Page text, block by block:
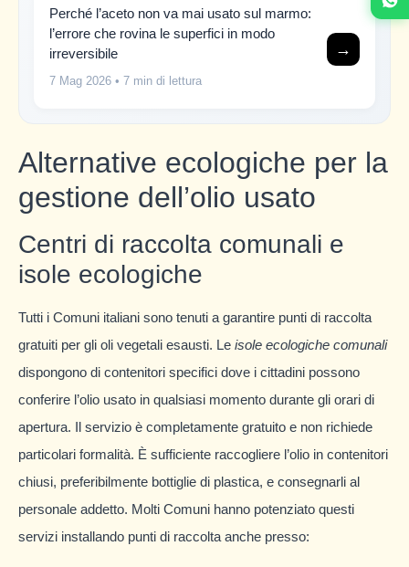
Perché l’aceto non va mai usato sul marmo:
l’errore che rovina le superfici in modo
irreversibile
7 Mag 2026 • 7 min di lettura
→
Alternative ecologiche per la
gestione dell’olio usato
Centri di raccolta comunali e
isole ecologiche
Tutti i Comuni italiani sono tenuti a garantire punti di raccolta
gratuiti per gli oli vegetali esausti. Le isole ecologiche comunali
dispongono di contenitori specifici dove i cittadini possono
conferire l’olio usato in qualsiasi momento durante gli orari di
apertura. Il servizio è completamente gratuito e non richiede
particolari formalità. È sufficiente raccogliere l’olio in contenitori
chiusi, preferibilmente bottiglie di plastica, e consegnarli al
personale addetto. Molti Comuni hanno potenziato questi
servizi installando punti di raccolta anche presso: